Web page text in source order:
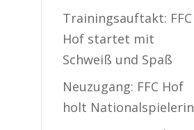
Trainingsauftakt: FFC
Hof startet mit
Schweiß und Spaß
Neuzugang: FFC Hof
holt Nationalspielerin